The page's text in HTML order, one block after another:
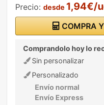
Precio: desde 1,94€/
COMPRA
Comprandolo hoy lo
Sin personalizar
Personalizado
Envío normal
Envío Express